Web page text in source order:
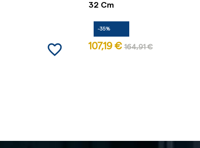
favorite_border
32 Cm
-35%
107,19 € 164,91 €